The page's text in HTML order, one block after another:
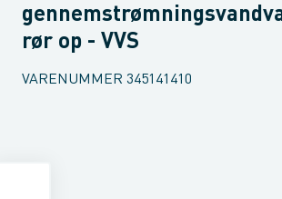
rør op - VVS
VARENUMMER 345141410